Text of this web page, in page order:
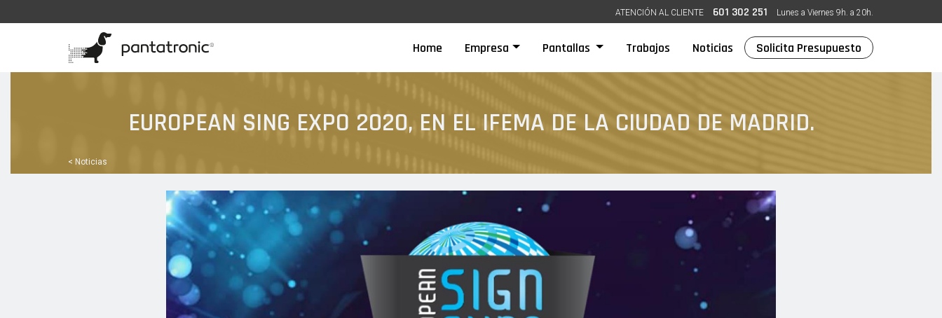
ATENCIÓN AL CLIENTE 601 302 251 Lunes a Viernes 9h. a 20h.
Home (current)
Empresa Pantallas Trabajos Noticias Solicita Presupuesto
EUROPEAN SING EXPO 2020, EN EL IFEMA DE LA CIUDAD DE MADRID.
< Noticias